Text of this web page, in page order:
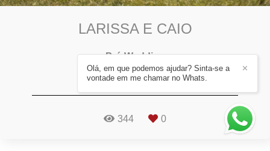
LARISSA E CAIO
Pré-Wedding
Ibitipoca - MG
344 0
✕
Olá, em que podemos ajudar? Sinta-se a
vontade em me chamar no Whats.